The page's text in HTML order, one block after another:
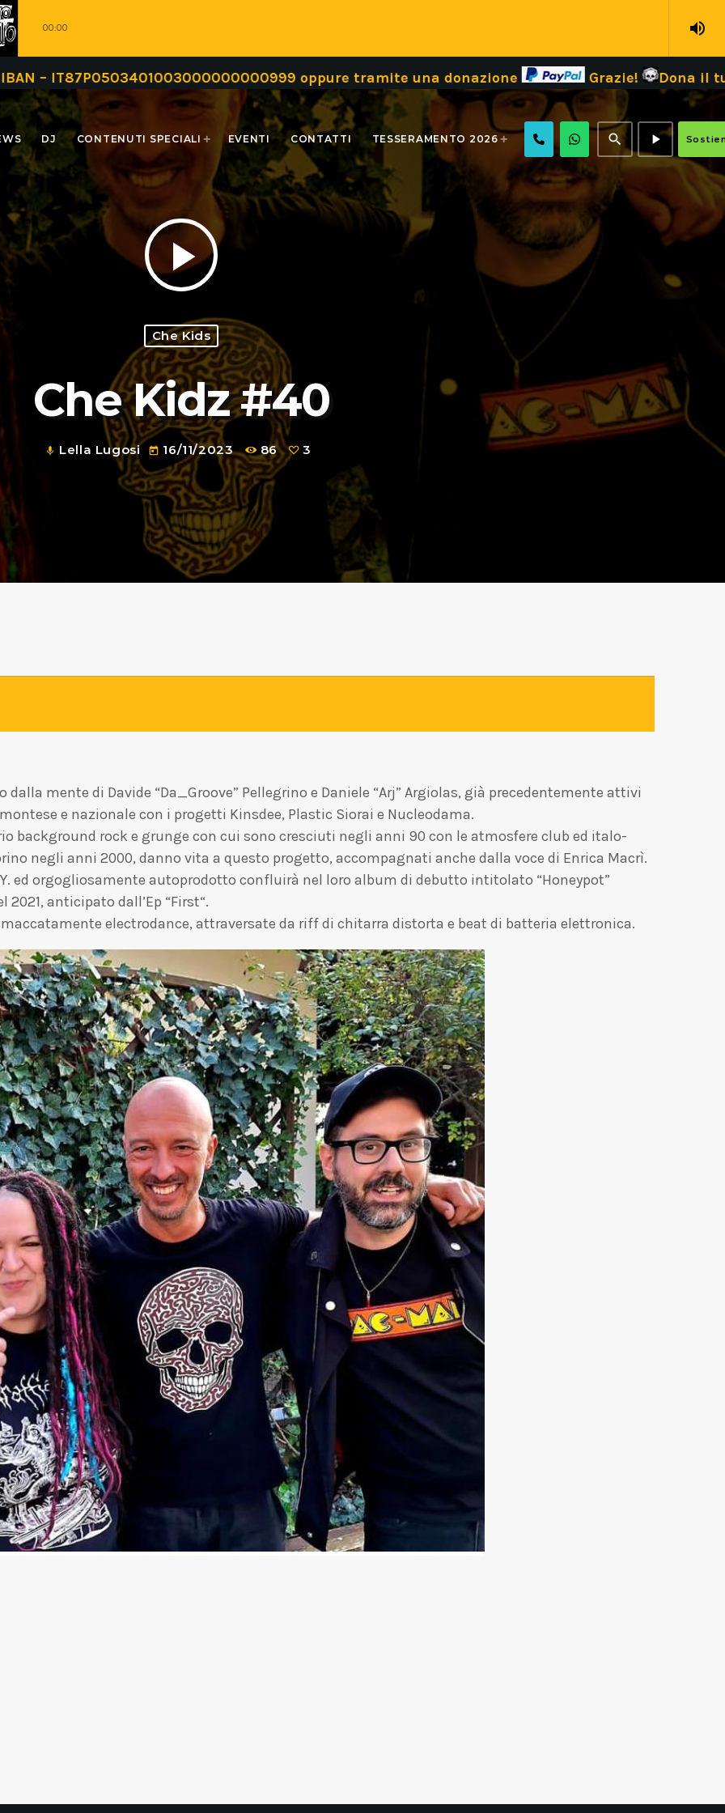
00:00 volume_up
oppure tramite una donazione Grazie! Dona il tuo 5 x 1000
DJ CONTENUTI SPECIALI EVENTI CONTATTI TESSERAMENTO 2026 search play_arrow
play_arrow
Che Kids
Che Kidz #40
mic Lella Lugosi today 16/11/2023 86 3
dalla mente di Davide “Da_Groove” Pellegrino e Daniele “Arj” Argiolas, già precedentemente attivi
e nazionale con i progetti Kinsdee, Plastic Siorai e Nucleodama.
background rock e grunge con cui sono cresciuti negli anni 90 con le atmosfere club ed italo-
negli anni 2000, danno vita a questo progetto, accompagnati anche dalla voce di Enrica Macrì.
ed orgogliosamente autoprodotto confluirà nel loro album di debutto intitolato “Honeypot”
anticipato dall’Ep “First“.​
electrodance, attraversate da riff di chitarra distorta e beat di batteria elettronica.